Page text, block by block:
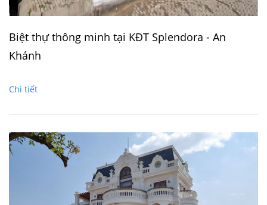
Biệt thự thông minh tại KĐT Splendora - An
Khánh
Chi tiết